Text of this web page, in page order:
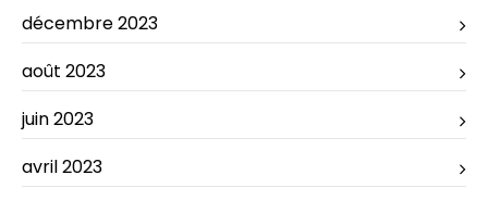
décembre 2023
août 2023
juin 2023
avril 2023